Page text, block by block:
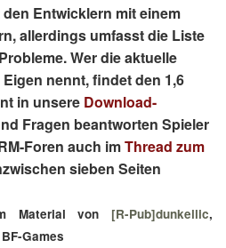
Entwicklern mit einem
allerdings umfasst die Liste
Wer die aktuelle
nennt, findet den 1,6
in unsere Download-
Fragen beantworten Spieler
Foren auch imThread zum
sieben Seiten
Material von [R-Pub]dunkellic,
Games